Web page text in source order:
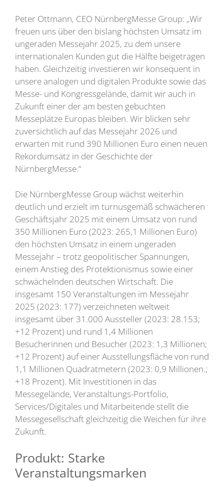
Peter Ottmann, CEO NürnbergMesse Group: „Wir
freuen uns über den bislang höchsten Umsatz im
ungeraden Messejahr 2025, zu dem unsere
internationalen Kunden gut die Hälfte beigetragen
haben. Gleichzeitig investieren wir konsequent in
unsere analogen und digitalen Produkte sowie das
Messe- und Kongressgelände, damit wir auch in
Zukunft einer der am besten gebuchten
Messeplätze Europas bleiben. Wir blicken sehr
zuversichtlich auf das Messejahr 2026 und
erwarten mit rund 390 Millionen Euro einen neuen
Rekordumsatz in der Geschichte der
NürnbergMesse.“
Die NürnbergMesse Group wächst weiterhin
deutlich und erzielt im turnusgemäß schwächeren
Geschäftsjahr 2025 mit einem Umsatz von rund
350 Millionen Euro (2023: 265,1 Millionen Euro)
den höchsten Umsatz in einem ungeraden
Messejahr – trotz geopolitischer Spannungen,
einem Anstieg des Protektionismus sowie einer
schwächelnden deutschen Wirtschaft. Die
insgesamt 150 Veranstaltungen im Messejahr
2025 (2023: 177) verzeichneten weltweit
insgesamt über 31.000 Aussteller (2023: 28.153;
+12 Prozent) und rund 1,4 Millionen
Besucherinnen und Besucher (2023: 1,3 Millionen;
+12 Prozent) auf einer Ausstellungsfläche von rund
1,1 Millionen Quadratmetern (2023: 0,9 Millionen.;
+18 Prozent). Mit Investitionen in das
Messegelände, Veranstaltungs-Portfolio,
Services/Digitales und Mitarbeitende stellt die
Messegesellschaft gleichzeitig die Weichen für ihre
Zukunft.
Produkt: Starke
Veranstaltungsmarken